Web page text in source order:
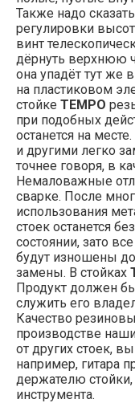
Также надо
регулировки
винт
дёрнуть верхнюю
она упадёт тут же
на пластиковом
стойке TEMPO
при подобных
останется на
и другими легко
точнее говоря, в
Немаловажные
сварке. После
использования
стоек останется
состоянии, зато
будут изношены
замены. В стойках
Продукт должен
служить его
Качество
производстве
от других стоек,
например, гитара
держателю стойки,
инструмента.